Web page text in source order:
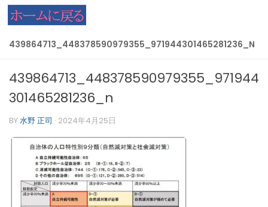
コンテンツへスキップ
439864713_448378590979355_971944301465281236_N
439864713_448378590979355_971944
301465281236_n
BY水野 正司 · 2024年4月25日